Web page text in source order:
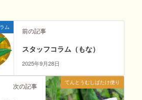
ム 前の記事
スタッフコラム（もな）
2025年9月28日
てんとうむしばたけ便り
次の記事